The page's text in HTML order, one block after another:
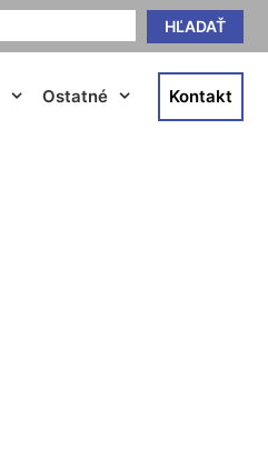
HĽADAŤ
Ostatné Kontakt